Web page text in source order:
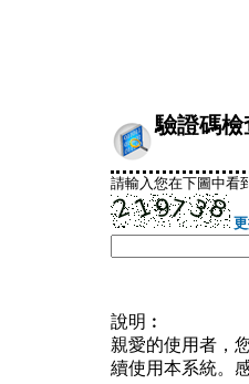
驗證碼檢
請輸入您在下圖中看
說明︰
親愛的使用者，
續使用本系統。